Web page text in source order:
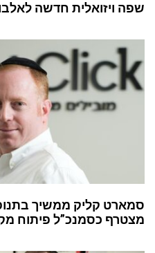
שפה ויזואלית חדשה
סמארט קליק ממשיך
מצטרף כסמנכ”ל פיתוח